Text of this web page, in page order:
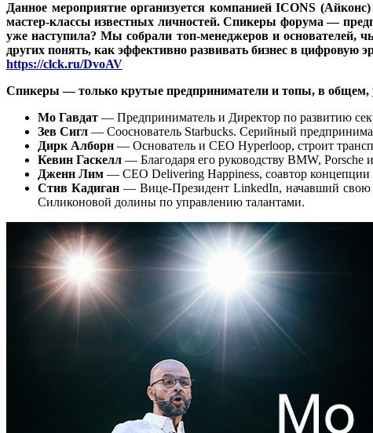
Данное мероприятие организуется компанией ICONS
мастер-классы известных личностей. Спикеры форума —
уже наступила? Мы собрали топ-менеджеров и
других понять, как эффективно развивать бизнес в цифровую
https://clck.ru/DvoAV
Спикеры — только крутые предприниматели и топы, в общем,
Мо Гавдат — Предприниматель и Директор по развитию
Зев Сигл — Сооснователь Starbucks. Серийный
Дирк Алборн — Основатель и CEO Hyperloop, строит
Кевин Гаскелл — Благодаря его руководству BMW,
Дженн Лим — CEO Delivering Happiness, соавтор концепции
Стив Кадиган — Вице-Президент LinkedIn, начавший свою
Силиконовой долины по управлению талантами.